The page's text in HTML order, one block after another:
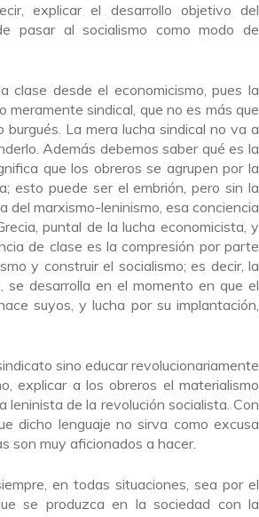
explicar el desarrollo objetivo del
pasar al socialismo como modo de
clase desde el economicismo, pues la
sindical, que no es más que
La mera lucha sindical no va a
Además debemos saber qué es la
que los obreros se agrupen por la
esto puede ser el embrión, pero sin la
del marxismo-leninismo, esa conciencia
puntal de la lucha economicista, y
de clase es la compresión por parte
y construir el socialismo; es decir, la
se desarrolla en el momento en que el
suyos, y lucha por su implantación,
sino educar revolucionariamente
explicar a los obreros el materialismo
de la revolución socialista. Con
dicho lenguaje no sirva como excusa
son muy aficionados a hacer.
en todas situaciones, sea por el
se produzca en la sociedad con la